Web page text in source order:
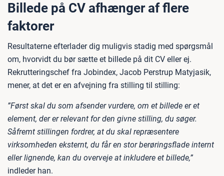
Billede på CV afhænger af flere
faktorer
Resultaterne efterlader dig muligvis stadig med spørgsmål
om, hvorvidt du bør sætte et billede på dit CV eller ej.
Rekrutteringschef fra Jobindex, Jacob Perstrup Matyjasik,
mener, at det er en afvejning fra stilling til stilling:
”Først skal du som afsender vurdere, om et billede er et
element, der er relevant for den givne stilling, du søger.
Såfremt stillingen fordrer, at du skal repræsentere
virksomheden eksternt, du får en stor berøringsflade internt
eller lignende, kan du overveje at inkludere et billede,”
indleder han.